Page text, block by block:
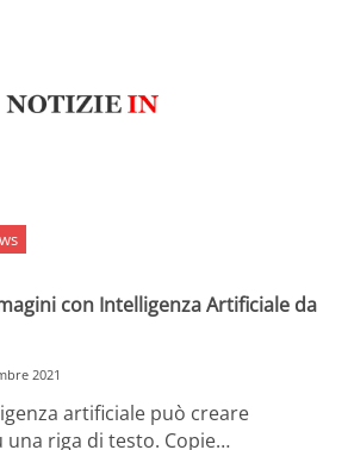
con Intelligenza Artificiale da
2021
artificiale può creare
una riga di testo. Copie…